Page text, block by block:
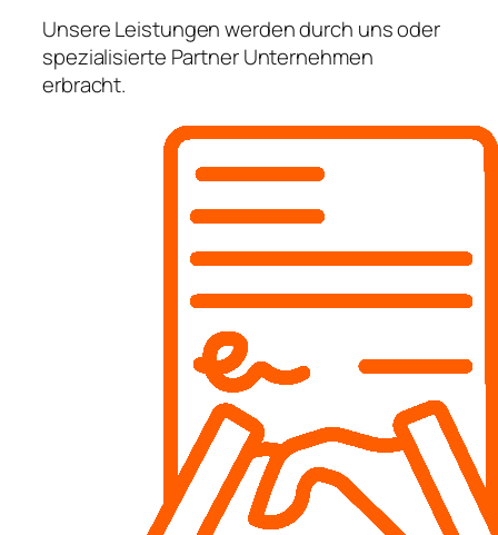
Unsere Leistungen werden durch uns oder
spezialisierte Partner Unternehmen
erbracht.